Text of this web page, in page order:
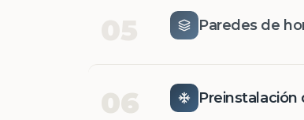
05 Paredes de
06 Preinstalación